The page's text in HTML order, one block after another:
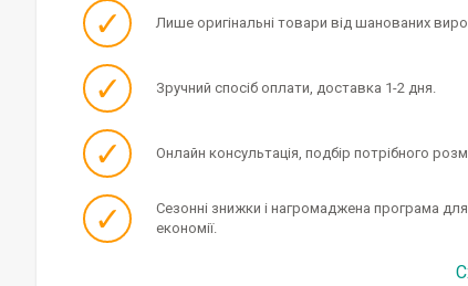
✓ Лише оригінальні товари від шанованих
✓ Зручний спосіб оплати, доставка 1-2 дня.
✓ Онлайн консультація, подбір потрібного
✓
Сезонні знижки і нагромаджена програма
економії.